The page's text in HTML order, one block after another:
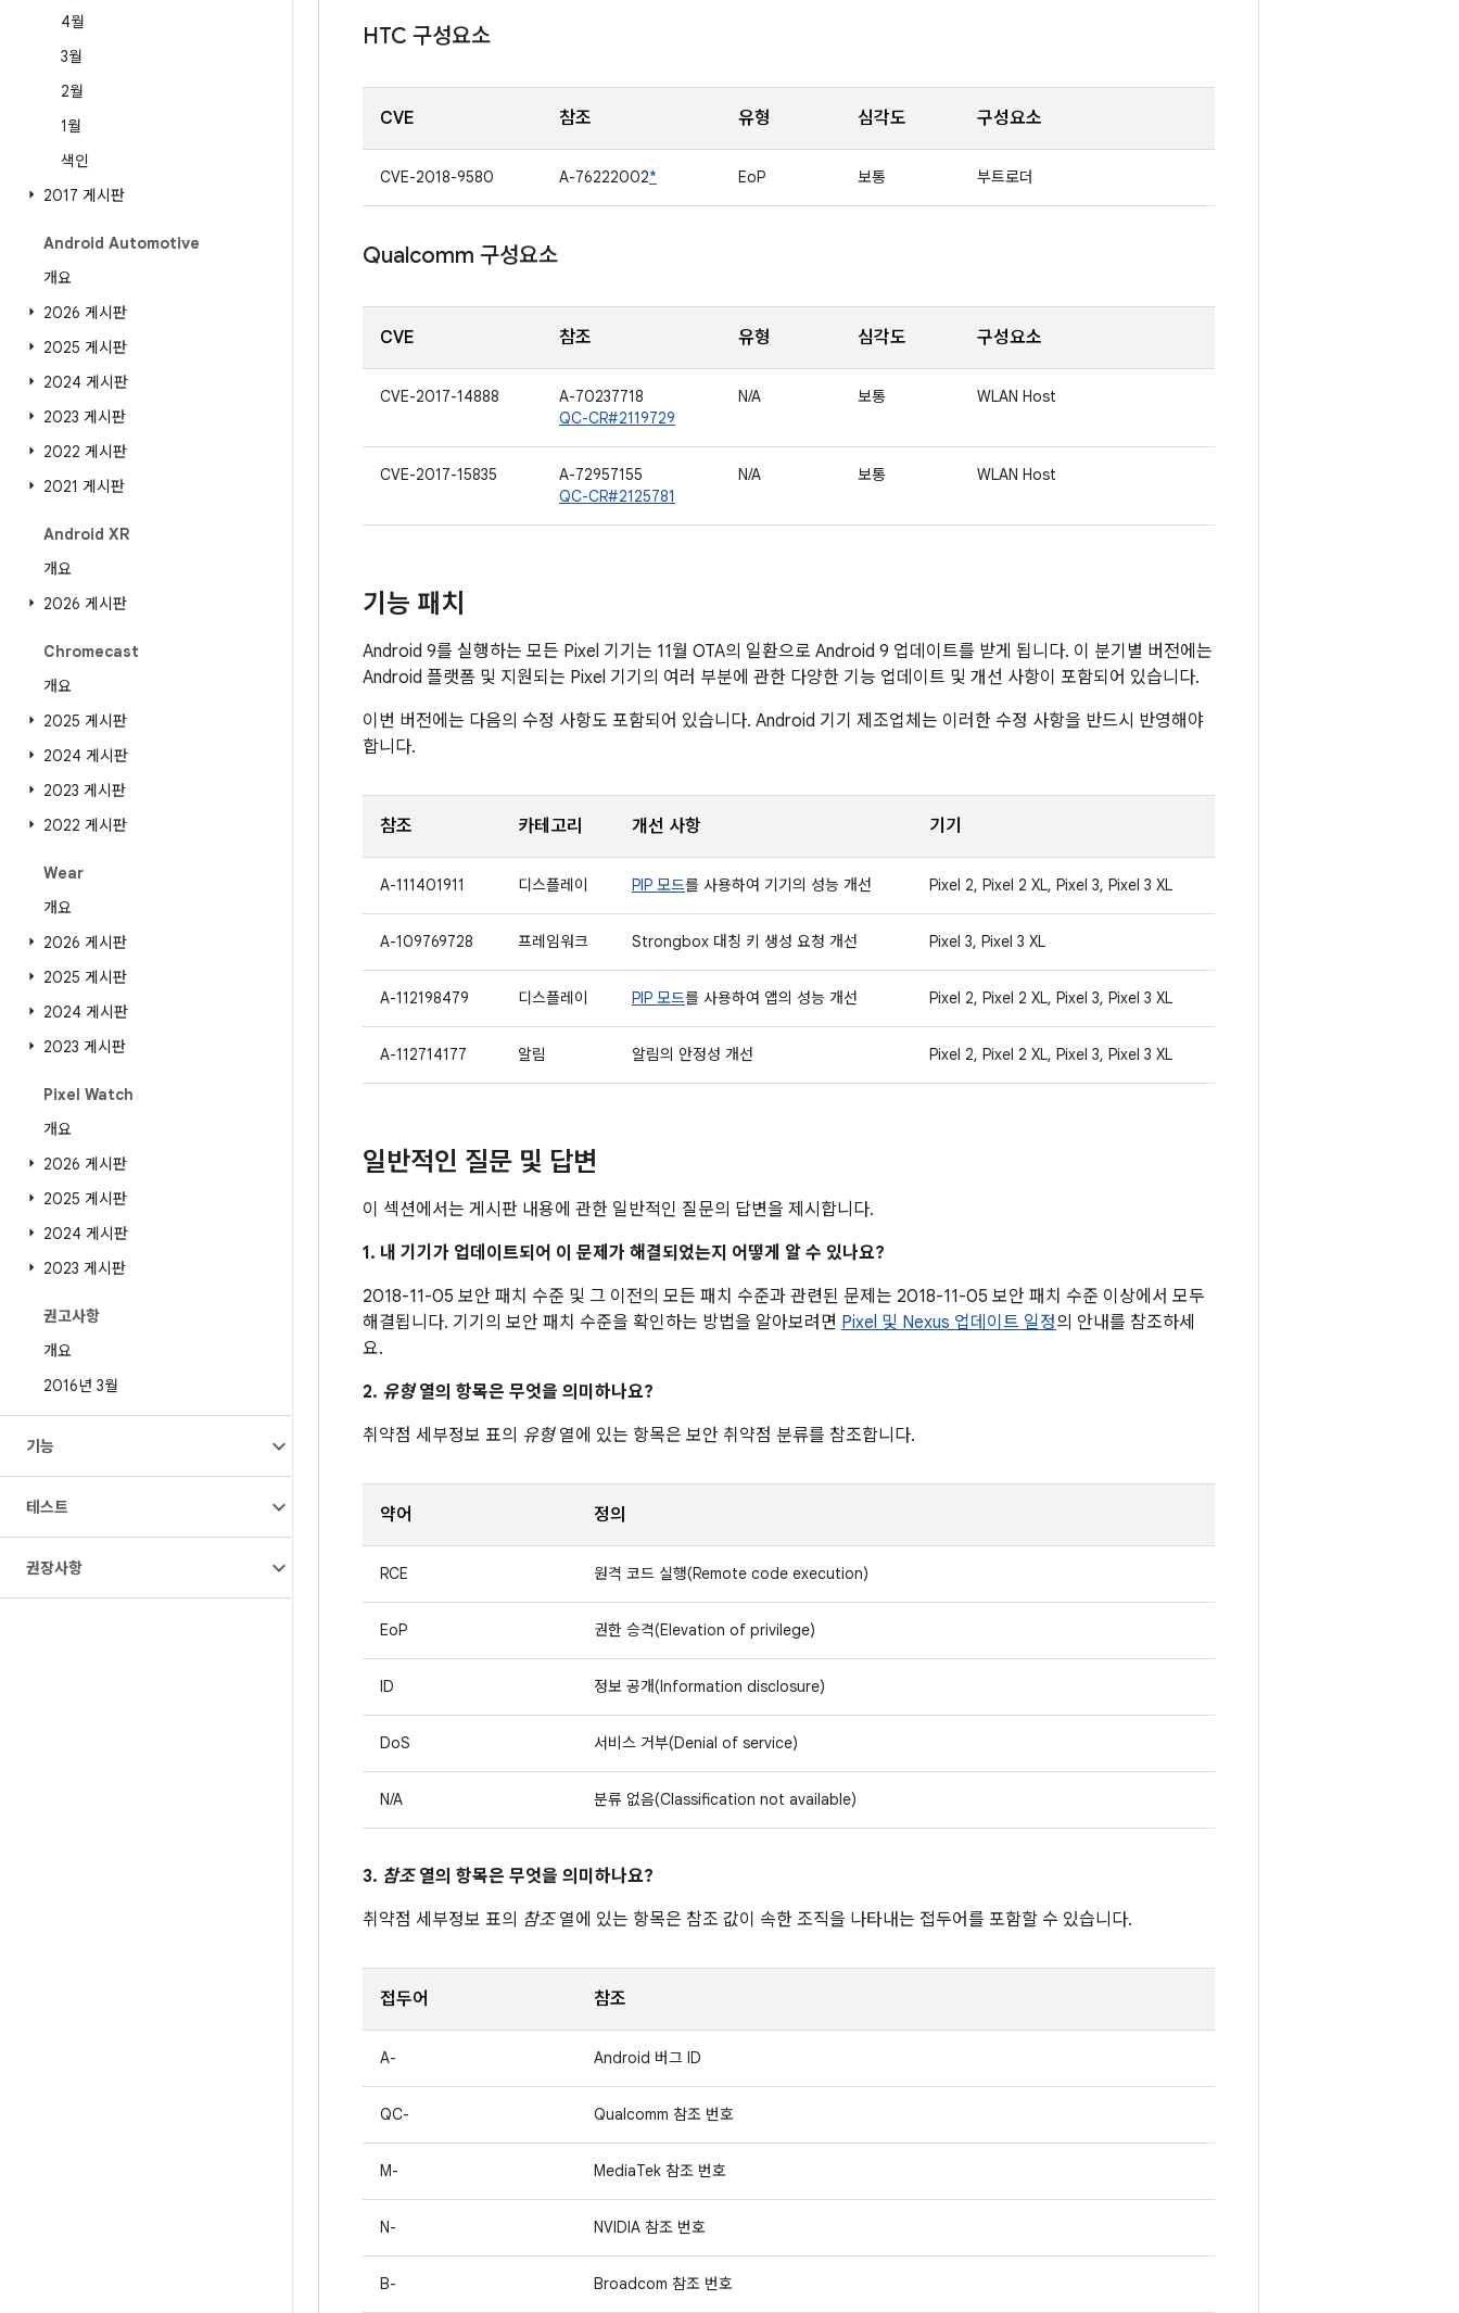
4월
3월
2월
1월
색인
2017 게시판
Android Automotive
개요
2026 게시판
2025 게시판
2024 게시판
2023 게시판
2022 게시판
2021 게시판
Android XR
개요
2026 게시판
Chromecast
개요
2025 게시판
2024 게시판
2023 게시판
2022 게시판
Wear
개요
2026 게시판
2025 게시판
2024 게시판
2023 게시판
Pixel Watch
개요
2026 게시판
2025 게시판
2024 게시판
2023 게시판
권고사항
개요
2016년 3월
기능
테스트
권장사항
HTC 구성요소
CVE 참조 유형 심각도 구성요소
CVE-2018-9580 A-76222002* EoP 보통 부트로더
Qualcomm 구성요소
CVE 참조 유형 심각도 구성요소
CVE-2017-14888
A-70237718
QC-CR#2119729
N/A 보통 WLAN Host
CVE-2017-15835
A-72957155
QC-CR#2125781
N/A 보통 WLAN Host
기능 패치
Android 9를 실행하는 모든 Pixel 기기는 11월 OTA의 일환으로 Android 9 업데이트를 받게 됩니다. 이 분기별 버전에는
Android 플랫폼 및 지원되는 Pixel 기기의 여러 부분에 관한 다양한 기능 업데이트 및 개선 사항이 포함되어 있습니다.
이번 버전에는 다음의 수정 사항도 포함되어 있습니다. Android 기기 제조업체는 이러한 수정 사항을 반드시 반영해야
합니다.
참조 카테고리 개선 사항 기기
A-111401911 디스플레이 PIP 모드를 사용하여 기기의 성능 개선 Pixel 2, Pixel 2 XL, Pixel 3, Pixel 3 XL
A-109769728 프레임워크 Strongbox 대칭 키 생성 요청 개선 Pixel 3, Pixel 3 XL
A-112198479 디스플레이 PIP 모드를 사용하여 앱의 성능 개선 Pixel 2, Pixel 2 XL, Pixel 3, Pixel 3 XL
A-112714177 알림 알림의 안정성 개선 Pixel 2, Pixel 2 XL, Pixel 3, Pixel 3 XL
일반적인 질문 및 답변
이 섹션에서는 게시판 내용에 관한 일반적인 질문의 답변을 제시합니다.
1. 내 기기가 업데이트되어 이 문제가 해결되었는지 어떻게 알 수 있나요?
2018-11-05 보안 패치 수준 및 그 이전의 모든 패치 수준과 관련된 문제는 2018-11-05 보안 패치 수준 이상에서 모두
해결됩니다. 기기의 보안 패치 수준을 확인하는 방법을 알아보려면 Pixel 및 Nexus 업데이트 일정의 안내를 참조하세
요.
2. 유형열의 항목은 무엇을 의미하나요?
취약점 세부정보 표의 유형열에 있는 항목은 보안 취약점 분류를 참조합니다.
약어 정의
RCE 원격 코드 실행(Remote code execution)
EoP 권한 승격(Elevation of privilege)
ID 정보 공개(Information disclosure)
DoS 서비스 거부(Denial of service)
N/A 분류 없음(Classification not available)
3. 참조열의 항목은 무엇을 의미하나요?
취약점 세부정보 표의 참조열에 있는 항목은 참조 값이 속한 조직을 나타내는 접두어를 포함할 수 있습니다.
접두어 참조
A- Android 버그 ID
QC- Qualcomm 참조 번호
M- MediaTek 참조 번호
N- NVIDIA 참조 번호
B- Broadcom 참조 번호